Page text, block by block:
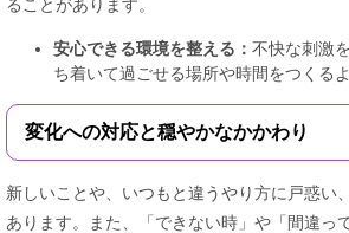
ることがあります。
安心できる環境を整える： 不快な刺激
ち着いて過ごせる場所や時間をつくる
変化への対応と穏やかなかかわり
新しいことや、いつもと違うやり方に戸惑い
あります。また、「できない時」や「間違っ